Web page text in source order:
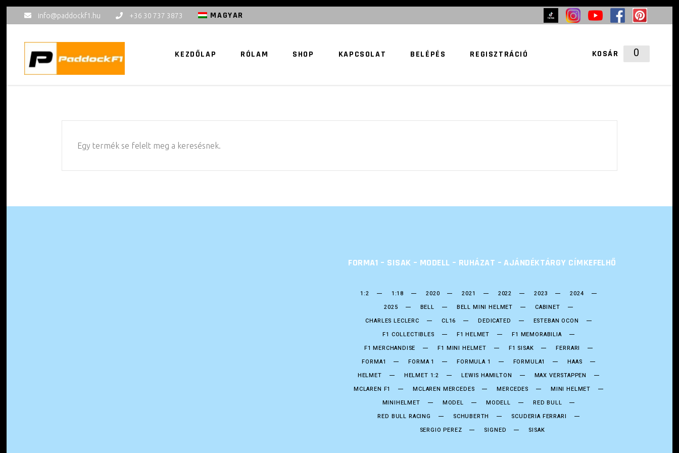
info@paddockf1.hu +36 30 737 3873 MAGYAR
KEZDŐLAP RÓLAM SHOP KAPCSOLAT BELÉPÉS REGISZTRÁCIÓ KOSÁR 0
A KOSÁRBAN NINCS TERMÉK
Egy termék se felelt meg a keresésnek.
FORMA1 – SISAK – MODELL – RUHÁZAT – AJÁNDÉKTÁRGY CÍMKEFELHŐ
1:2 1:18 2020 2021 2022 2023
2024
2025
BELL BELL MINI HELMET
CABINET
CHARLES LECLERC
CL16 DEDICATED
ESTEBAN OCON
F1 COLLECTIBLES
F1 HELMET
F1 MEMORABILIA
F1 MERCHANDISE
F1 MINI HELMET F1 SISAK
FERRARI
FORMA1
FORMA 1 FORMULA 1 FORMULA1
HAAS
HELMET
HELMET 1:2 LEWIS HAMILTON
MAX VERSTAPPEN
MCLAREN F1
MCLAREN MERCEDES MERCEDES
MINI HELMET
MINIHELMET
MODEL MODELL
RED BULL
RED BULL RACING
SCHUBERTH
SCUDERIA FERRARI
SERGIO PEREZ
SIGNED SISAK